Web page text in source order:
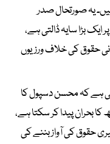
یہ صورتحال صدر
ایک بڑا سایہ ڈالتی ہے،
حقوق کی خلاف ورزیوں
ہے کہ محسن دسپول کا
بحران پیدا کر سکتا ہے،
حقوق کی آواز بننے کی